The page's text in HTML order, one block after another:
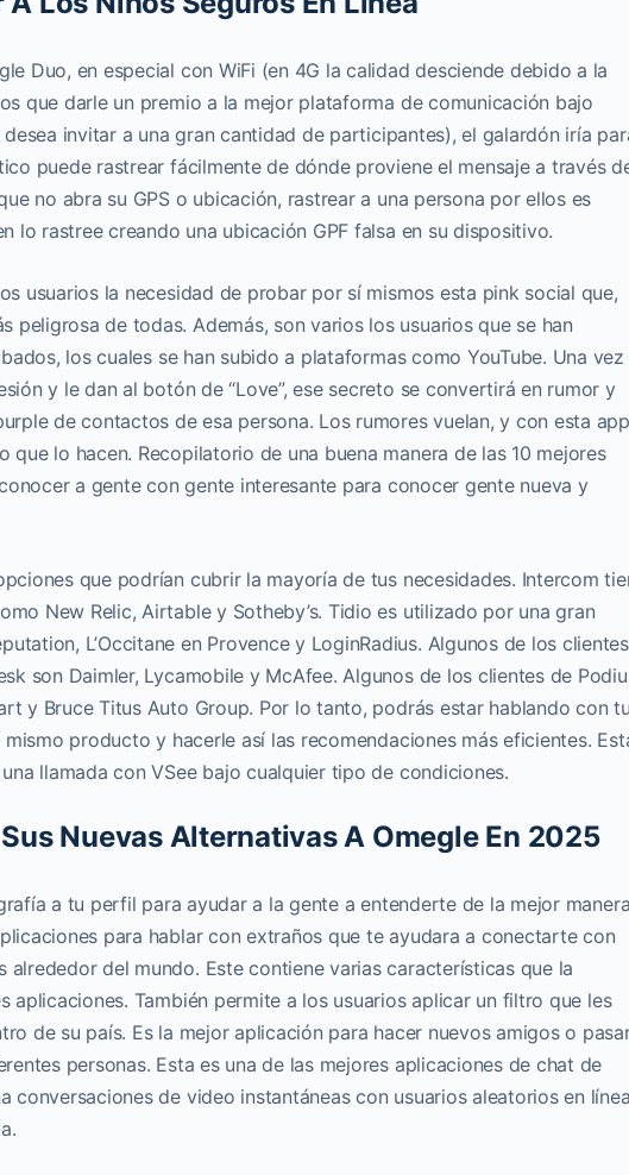
Duo, en especial con WiFi (en 4G la calidad desciende debido a la
que darle un premio a la mejor plataforma de comunicación bajo
invitar a una gran cantidad de participantes), el galardón iría
puede rastrear fácilmente de dónde proviene el mensaje a través
no abra su GPS o ubicación, rastrear a una persona por ellos es
lo rastree creando una ubicación GPF falsa en su dispositivo.
usuarios la necesidad de probar por sí mismos esta pink social que,
peligrosa de todas. Además, son varios los usuarios que se han
los cuales se han subido a plataformas como YouTube. Una vez
y le dan al botón de “Love”, ese secreto se convertirá en rumor y
de contactos de esa persona. Los rumores vuelan, y con esta
que lo hacen. Recopilatorio de una buena manera de las 10 mejores
a gente con gente interesante para conocer gente nueva y
que podrían cubrir la mayoría de tus necesidades. Intercom
New Relic, Airtable y Sotheby’s. Tidio es utilizado por una gran
L’Occitane en Provence y LoginRadius. Algunos de los clientes
son Daimler, Lycamobile y McAfee. Algunos de los clientes de
y Bruce Titus Auto Group. Por lo tanto, podrás estar hablando con
producto y hacerle así las recomendaciones más eficientes.
llamada con VSee bajo cualquier tipo de condiciones.
Nuevas Alternativas A Omegle En 2025
a tu perfil para ayudar a la gente a entenderte de la mejor
para hablar con extraños que te ayudara a conectarte con
alrededor del mundo. Este contiene varias características que la
aplicaciones. También permite a los usuarios aplicar un filtro que les
de su país. Es la mejor aplicación para hacer nuevos amigos o
personas. Esta es una de las mejores aplicaciones de chat de
conversaciones de video instantáneas con usuarios aleatorios en